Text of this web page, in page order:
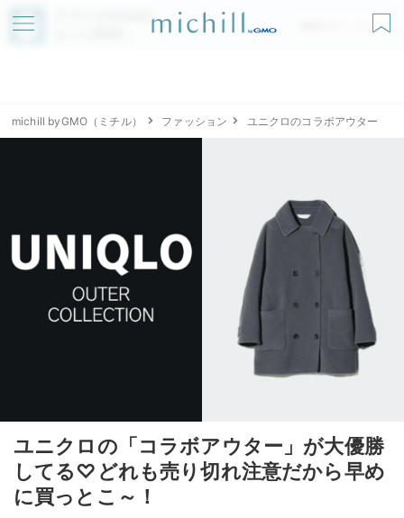
アプリでmichillが
無料ダウンロード
michill byGMO（ミチル） ファッション ユニクロのコラボアウター
ユニクロの「コラボアウター」が大優勝
してる♡どれも売り切れ注意だから早め
に買っとこ～！